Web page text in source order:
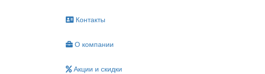
Контакты
О компании
Акции и скидки